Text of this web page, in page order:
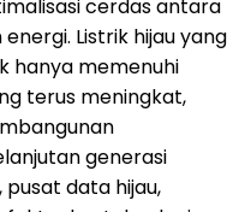
cerdas antara
energi. Listrik hijau yang
hanya memenuhi
terus meningkat,
generasi
data hijau,